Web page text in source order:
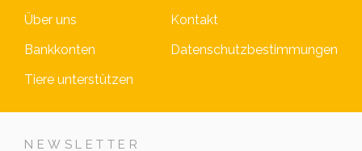
Über uns
Bankkonten
Tiere unterstützen
Kontakt
Datenschutzbestimmungen
NEWSLETTER